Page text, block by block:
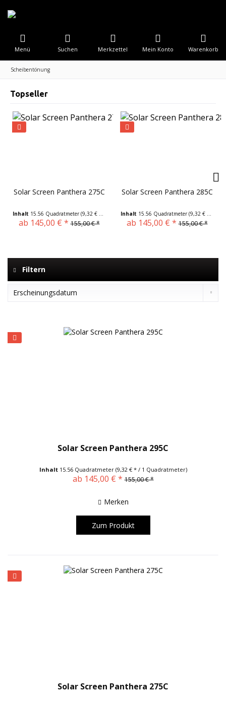
Menü Warenkorb
Merkzettel Mein Konto
Suchen
Scheibentönung
Topseller
Solar Screen Panthera 275C
Inhalt 15.56 Quadratmeter(9,32 € * / 1 Quadratmeter)
ab 145,00 € * 155,00 € *
Solar Screen Panthera 285C
Inhalt 15.56 Quadratmeter(9,32 € * / 1 Quadratmeter)
ab 145,00 € * 155,00 € *
Filtern
Solar Screen Panthera 295C
Inhalt 15.56 Quadratmeter (9,32 € * / 1 Quadratmeter)
ab 145,00 € * 155,00 € *
Merken
Zum Produkt
Solar Screen Panthera 275C